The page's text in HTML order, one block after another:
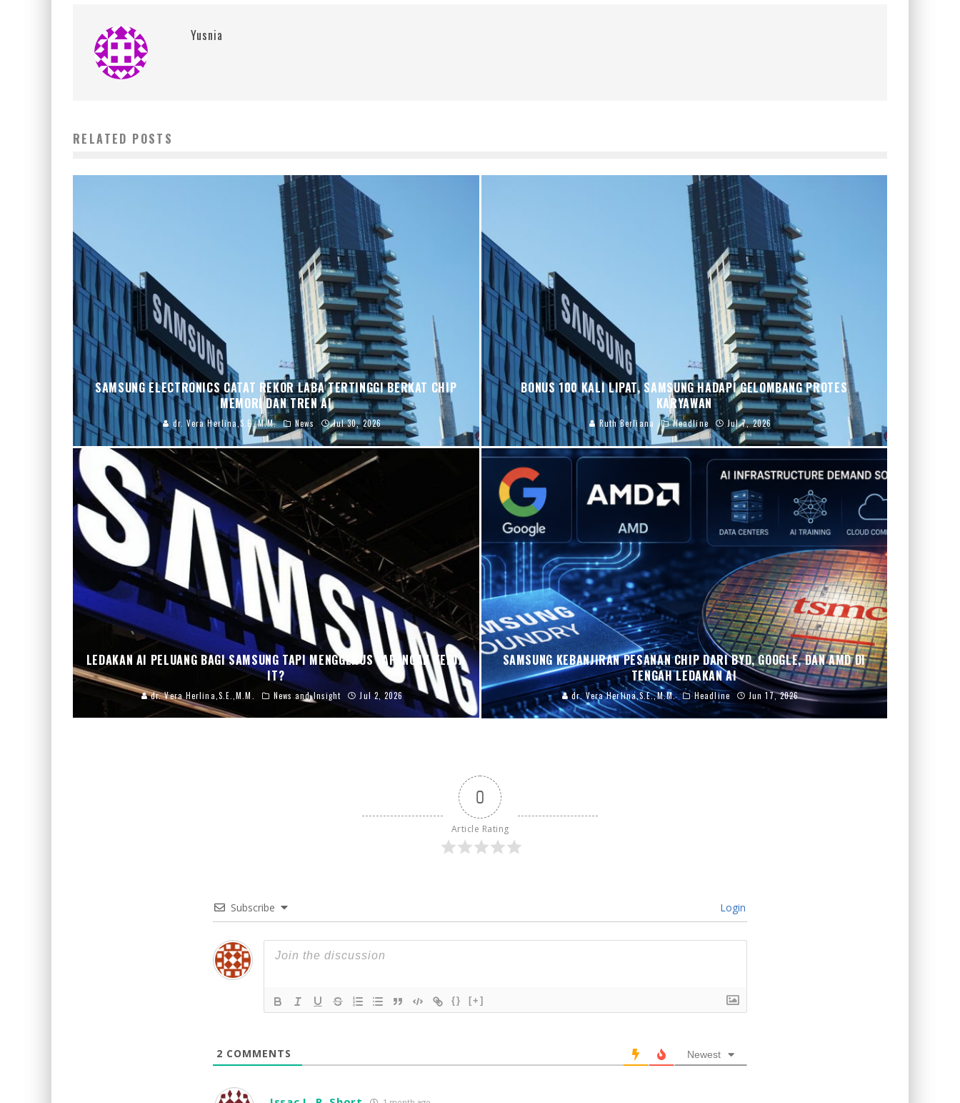
Yusnia
RELATED POSTS
SAMSUNG ELECTRONICS CATAT REKOR LABA TERTINGGI BERKAT CHIP
MEMORI DAN TREN AI
dr. Vera Herlina,S.E.,M.M. News Jul 30, 2026
BONUS 100 KALI LIPAT, SAMSUNG HADAPI GELOMBANG PROTES
KARYAWAN
Ruth Berliana Headline Jul 7, 2026
LEDAKAN AI PELUANG BAGI SAMSUNG TAPI MENGGERUS LAPANGAN KERJA
IT?
dr. Vera Herlina,S.E.,M.M. News and Insight Jul 2, 2026
SAMSUNG KEBANJIRAN PESANAN CHIP DARI BYD, GOOGLE, DAN AMD DI
TENGAH LEDAKAN AI
dr. Vera Herlina,S.E.,M.M. Headline Jun 17, 2026
0
Article Rating
Subscribe Login
{} [+]
2 COMMENTS Newest